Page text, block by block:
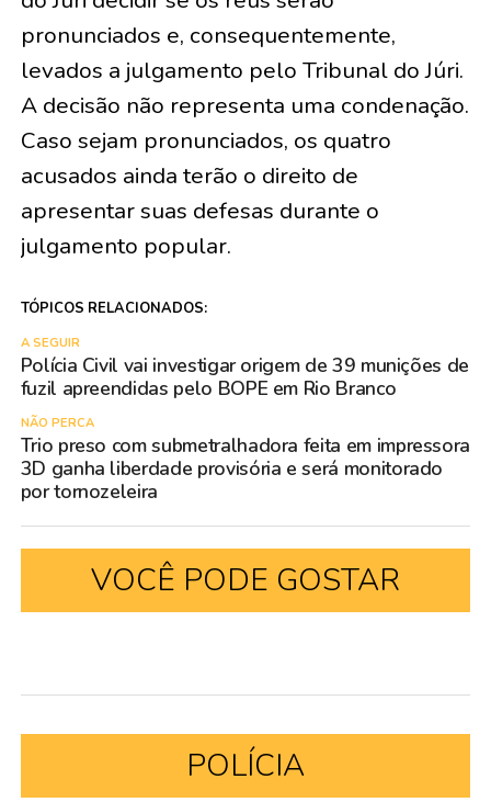
pronunciados e, consequentemente,
levados a julgamento pelo Tribunal do Júri.
A decisão não representa uma condenação.
Caso sejam pronunciados, os quatro
acusados ainda terão o direito de
apresentar suas defesas durante o
julgamento popular.
TÓPICOS RELACIONADOS:
A SEGUIR
Polícia Civil vai investigar origem de 39 munições de
fuzil apreendidas pelo BOPE em Rio Branco
NÃO PERCA
Trio preso com submetralhadora feita em impressora
3D ganha liberdade provisória e será monitorado
por tornozeleira
VOCÊ PODE GOSTAR
POLÍCIA